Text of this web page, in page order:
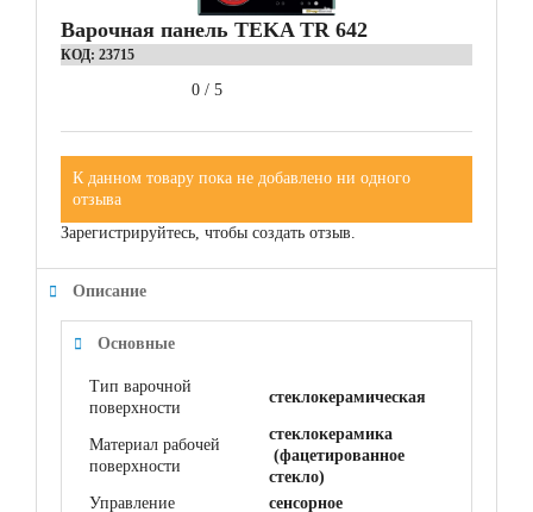
Варочная панель TEKA TR 642
КОД: 23715
0 / 5
К данном товару пока не добавлено ни одного
отзыва
Зарегистрируйтесь, чтобы создать отзыв.
Описание
Основные
Тип варочной
поверхности
стеклокерамическая
Материал рабочей
поверхности
cтеклокерамика
(фацетированное
стекло)
Управление
сенсорное